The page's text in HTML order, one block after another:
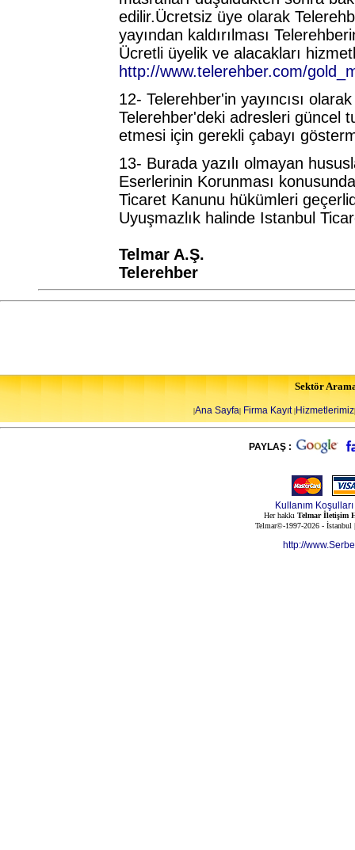
edilir.Ücretsiz üye olarak
yayından kaldırılması
Ücretli üyelik ve alacakları
http://www.telerehber.com/
12- Telerehber'in yayıncısı
Telerehber'deki adresleri güncel
etmesi için gerekli çabayı
13- Burada yazılı olmayan
Eserlerinin Korunması
Ticaret Kanunu hükümleri
Uyuşmazlık halinde Istanbul
Telmar A.Ş.
Telerehber
Sektör
|Ana Sayfa| Firma Kayıt|Hizmetlerimiz|
PAYLAŞ :
Kullanım Koşulları
Her hakkı Telmar İletişim
Telmar©-1997-2026 -
http://